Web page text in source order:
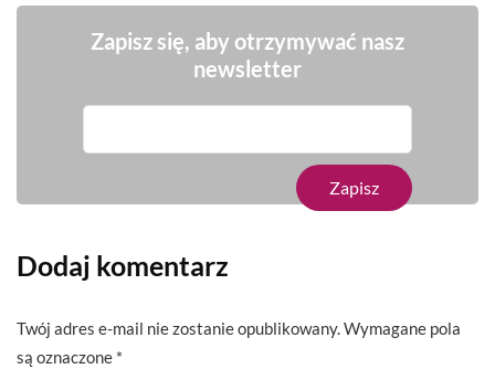
Zapisz się, aby otrzymywać nasz
newsletter
Dodaj komentarz
Twój adres e-mail nie zostanie opublikowany. Wymagane pola
są oznaczone *